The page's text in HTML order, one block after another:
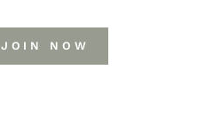
JOIN NOW